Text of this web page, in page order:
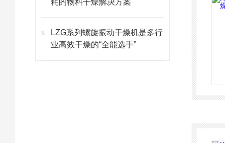
耗的物料干燥解决方案
LZG系列螺旋振动干燥机是多行
业高效干燥的“全能选手”